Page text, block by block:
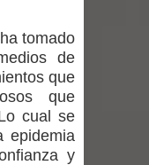
a
contra
fuera a
tomado
de
que
que
cual se
epidemia
y